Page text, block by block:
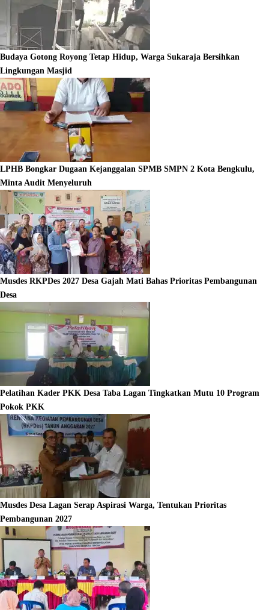
Budaya Gotong Royong Tetap Hidup, Warga Sukaraja Bersihkan
Lingkungan Masjid
LPHB Bongkar Dugaan Kejanggalan SPMB SMPN 2 Kota Bengkulu,
Minta Audit Menyeluruh
Musdes RKPDes 2027 Desa Gajah Mati Bahas Prioritas Pembangunan
Desa
Pelatihan Kader PKK Desa Taba Lagan Tingkatkan Mutu 10 Program
Pokok PKK
Musdes Desa Lagan Serap Aspirasi Warga, Tentukan Prioritas
Pembangunan 2027